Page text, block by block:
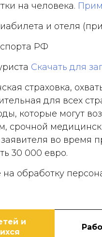
на человека.
и отеля
РФ
Скачать для
страховка,
для всех
которые могут
срочной
во время
30 000 евро.
на обработку
и